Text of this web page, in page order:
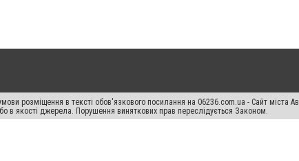
розміщення в тексті обов'язкового посилання на 06236.com.ua - Сайт міста
в якості джерела. Порушення виняткових прав переслідується Законом.